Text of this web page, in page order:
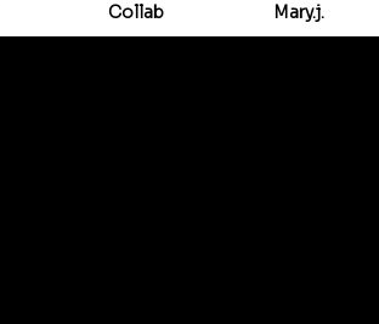
Collab Mary.j.